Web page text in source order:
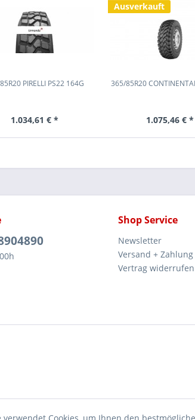
PIRELLI PS22 164G
1.034,61 € *
Ausverkauft
365/85R20
1.075,46 € *
Shop Service
Newsletter
Versand + Zahlung
Vertrag widerrufen